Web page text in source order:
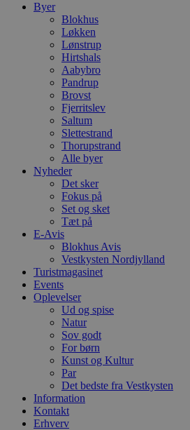
Byer
Blokhus
Løkken
Lønstrup
Hirtshals
Aabybro
Pandrup
Brovst
Fjerritslev
Saltum
Slettestrand
Thorupstrand
Alle byer
Nyheder
Det sker
Fokus på
Set og sket
Tæt på
E-Avis
Blokhus Avis
Vestkysten Nordjylland
Turistmagasinet
Events
Oplevelser
Ud og spise
Natur
Sov godt
For børn
Kunst og Kultur
Par
Det bedste fra Vestkysten
Information
Kontakt
Erhverv